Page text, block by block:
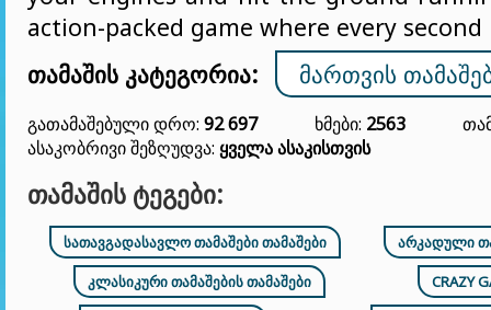
action-packed game where every
თამაშის კატეგორია:
ᲛᲐᲠᲗᲕᲘᲡ
Გათამაშებული Დრო: 92 697 Ხმები: 2563
Ასაკობრივი Შეზღუდვა: Ყველა Ასაკისთვის
ᲗᲐᲛᲐᲨᲘᲡ ᲢᲔᲒᲔᲑᲘ:
ᲡᲐᲗᲐᲕᲒᲐᲓᲐᲡᲐᲕᲚᲝ ᲗᲐᲛᲐᲨᲔᲑᲘ ᲗᲐᲛᲐᲨᲔᲑᲘ
ᲐᲠᲙᲐᲓᲣᲚᲘ
ᲙᲚᲐᲡᲘᲙᲣᲠᲘ ᲗᲐᲛᲐᲨᲔᲑᲘᲡ ᲗᲐᲛᲐᲨᲔᲑᲘ
CRAZY